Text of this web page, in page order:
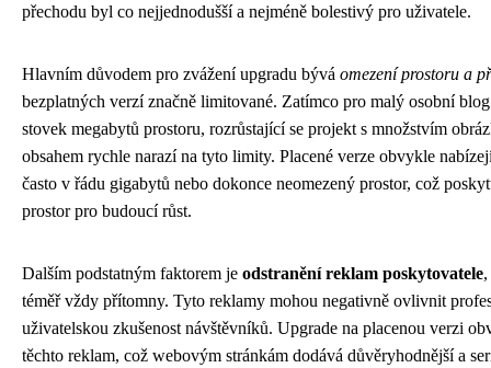
přechodu byl co nejjednodušší a nejméně bolestivý pro uživatele.
Hlavním důvodem pro zvážení upgradu bývá omezení prostoru a
bezplatných verzí značně limitované. Zatímco pro malý osobní
stovek megabytů prostoru, rozrůstající se projekt s množstvím
obsahem rychle narazí na tyto limity. Placené verze obvykle
často v řádu gigabytů nebo dokonce neomezený prostor, což
prostor pro budoucí růst.
Dalším podstatným faktorem je odstranění reklam poskytovatele
téměř vždy přítomny. Tyto reklamy mohou negativně ovlivnit
uživatelskou zkušenost návštěvníků. Upgrade na placenou verzi
těchto reklam, což webovým stránkám dodává důvěryhodnější a